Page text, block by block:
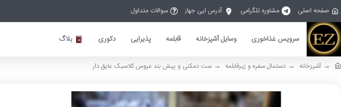
صفحه اصلی مشاوره تلگرامی آدرس ایی جهاز سوالات متداول
سرویس غذاخوری وسایل آشپزخانه قابلمه پذیرایی دکوری بلاگ
آشپزخانه دستمال سفره و زیرقابلمه ست دمکنی و پیش بند عروس کلاسیک عایق دار